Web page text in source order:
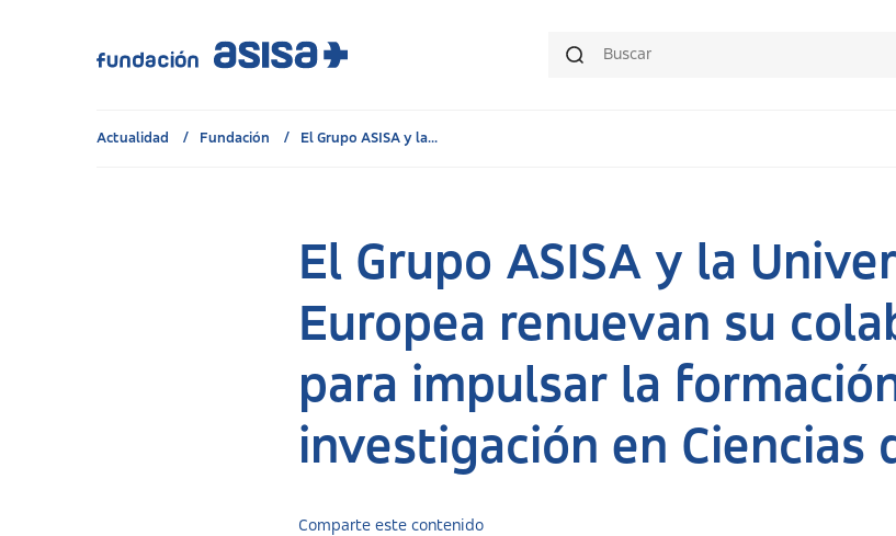
Actualidad Fundación El Grupo ASISA y la...
El Grupo ASISA y la
Europea renuevan su
para impulsar la
investigación en Ciencias
Comparte este contenido